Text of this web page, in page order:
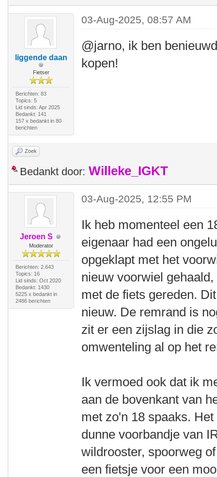
liggende daan
Fietser
Berichten: 83
Topics: 5
Lid sinds: Apr 2025
Bedankt: 141
157 x bedankt in 80
berichten
03-Aug-2025, 08:57 AM
@jarno, ik ben
kopen!
Zoek
Bedankt door: Willeke_IGKT
Jeroen S
Moderator
Berichten: 2.643
Topics: 16
Lid sinds: Oct 2020
Bedankt: 1430
5225 x bedankt in
2486 berichten
03-Aug-2025, 12:55 PM
Ik heb momenteel een
eigenaar had een
opgeklapt met het
nieuw voorwiel
met de fiets gereden.
nieuw. De remrand is
zit er een zijslag in die
omwenteling al op het
Ik vermoed ook dat ik
aan de bovenkant van
met zo'n 18 spaaks.
dunne voorbandje van
wildrooster, spoorweg
een fietsje voor een